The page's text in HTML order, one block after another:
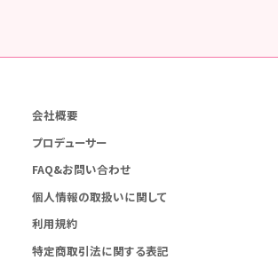
会社概要
プロデューサー
FAQ&お問い合わせ
個人情報の取扱いに関して
利用規約
特定商取引法に関する表記